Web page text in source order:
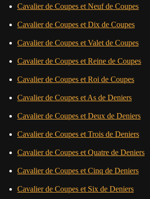
Cavalier de Coupes et Neuf de Coupes
Cavalier de Coupes et Dix de Coupes
Cavalier de Coupes et Valet de Coupes
Cavalier de Coupes et Reine de Coupes
Cavalier de Coupes et Roi de Coupes
Cavalier de Coupes et As de Deniers
Cavalier de Coupes et Deux de Deniers
Cavalier de Coupes et Trois de Deniers
Cavalier de Coupes et Quatre de Deniers
Cavalier de Coupes et Cinq de Deniers
Cavalier de Coupes et Six de Deniers